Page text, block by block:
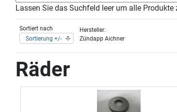
Lassen Sie das Suchfeld leer um alle
Sortiert nach
Sortierung +/-
Hersteller:
Zündapp Aichner
Räder